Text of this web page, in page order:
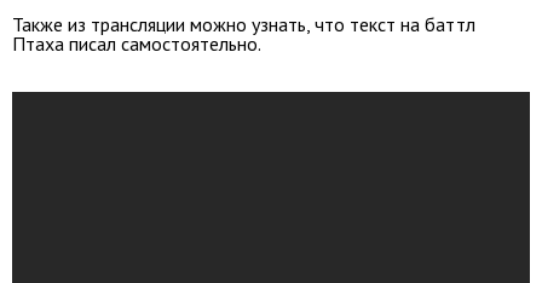
Также из трансляции можно узнать, что текст на баттл
Птаха писал самостоятельно.